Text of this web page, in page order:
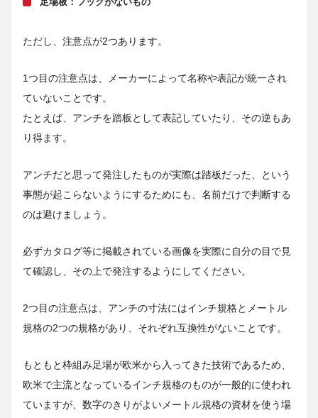
足場板：フックがないもの
ただし、注意点が2つあります。
1つ目の注意点は、メーカーによって名称や表記が統一され
ていないことです。
たとえば、アンチを踏板として表記していたり、その逆もあ
り得ます。
アンチだと思って発注したものが実際は踏板だった、という
事態が起こらないようにするためにも、名前だけで判断する
のは避けましょう。
必ずカタログ等に掲載されている画像を実際に自分の目で見
て確認し、その上で発注するようにしてください。
2つ目の注意点は、アンチの寸法にはインチ規格とメートル
規格の2つの規格があり、それぞれ互換性がないことです。
もともと枠組み足場が欧米から入ってきた技術であるため、
欧米で主流となっているインチ規格のものが一般的に使われ
ていますが、数字のきりがよいメートル規格の資材を使う場